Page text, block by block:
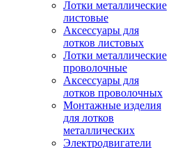
Лотки металлические
листовые
Аксессуары для
лотков листовых
Лотки металлические
проволочные
Аксессуары для
лотков проволочных
Монтажные изделия
для лотков
металлических
Электродвигатели